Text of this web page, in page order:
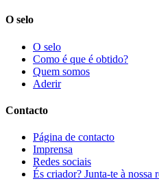
O selo
O selo
Como é que é obtido?
Quem somos
Aderir
Contacto
Página de contacto
Imprensa
Redes sociais
És criador? Junta-te à nossa